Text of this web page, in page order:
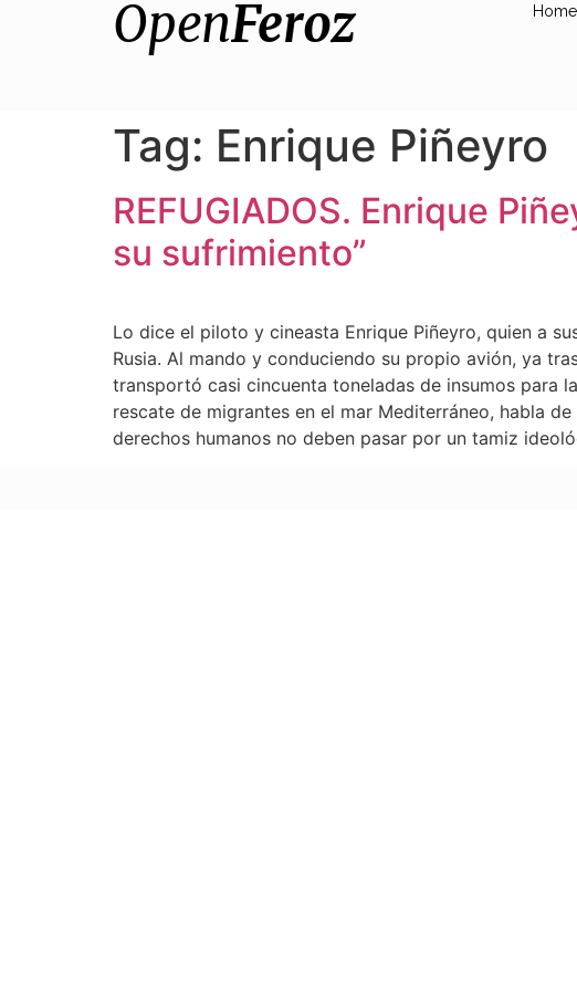
OpenFeroz Home
Tag: Enrique Piñeyro
REFUGIADOS. Enrique
su sufrimiento”
Lo dice el piloto y cineasta Enrique Piñeyro, quien a
Rusia. Al mando y conduciendo su propio avión, ya
transportó casi cincuenta toneladas de insumos para
rescate de migrantes en el mar Mediterráneo, habla
derechos humanos no deben pasar por un tamiz